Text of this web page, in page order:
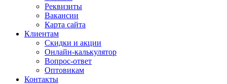
Реквизиты
Вакансии
Карта сайта
Клиентам
Скидки и акции
Онлайн-калькулятор
Вопрос-ответ
Оптовикам
Контакты